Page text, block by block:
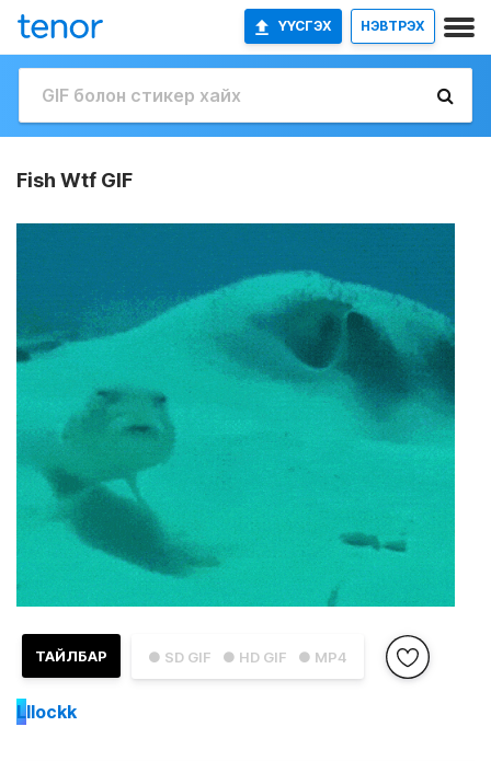
ҮҮСГЭХ НЭВТРЭХ
Fish Wtf GIF
● SD GIF ● HD GIF ● MP4
ТАЙЛБАР
Lllockk